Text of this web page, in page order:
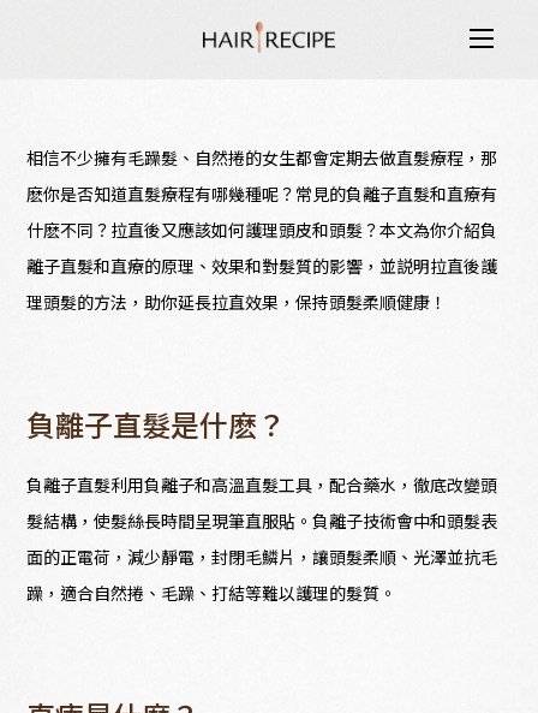
純米瓶系列
元氣頭皮系列
天然洗護
負離子直髮和直療有何不同？
相信不少擁有毛躁髮、自然捲的女生都會定期去做直髮療程，那
麽你是否知道直髮療程有哪幾種呢？常見的負離子直髮和直療有
什麽不同？拉直後又應該如何護理頭皮和頭髮？本文為你介紹負
離子直髮和直療的原理、效果和對髮質的影響，並説明拉直後護
理頭髮的方法，助你延長拉直效果，保持頭髮柔順健康！
負離子直髮是什麽？
負離子直髮利用負離子和高溫直髮工具，配合藥水，徹底改變頭
髮結構，使髮絲長時間呈現筆直服貼。負離子技術會中和頭髮表
面的正電荷，減少靜電，封閉毛鱗片，讓頭髮柔順、光澤並抗毛
躁，適合自然捲、毛躁、打結等難以護理的髮質。